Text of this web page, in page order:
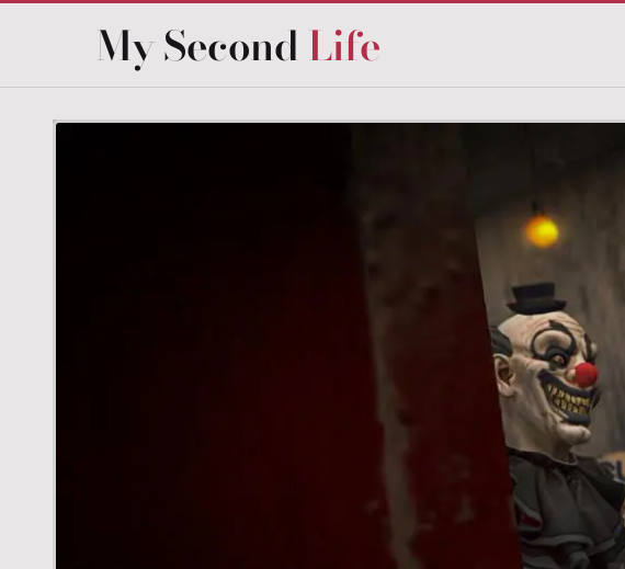
My SecondLife